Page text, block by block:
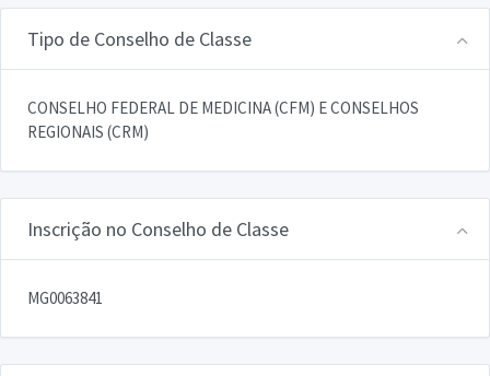
Tipo de Conselho de Classe
CONSELHO FEDERAL DE MEDICINA (CFM) E CONSELHOS
REGIONAIS (CRM)
Inscrição no Conselho de Classe
MG0063841